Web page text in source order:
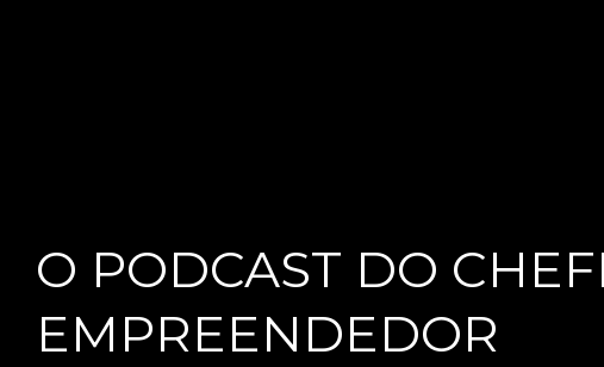
O PODCAST DO
EMPREENDEDOR